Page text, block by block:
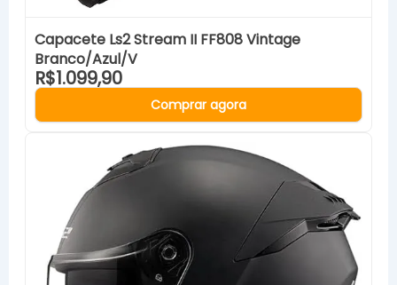
Capacete Ls2 Stream II FF808 Vintage
Branco/Azul/V
R$1.099,90
Comprar agora